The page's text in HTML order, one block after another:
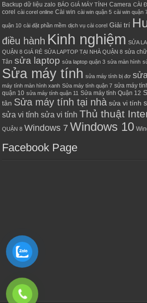
Backup dữ liệu zalo BÁO GIÁ MÁY TÍNH Camera CÀI
corel
cài corel online Cài win cài win quận 5 cài win quận
quận 10 cài đặt phần mềm dịch vụ cài corel Giải trí
điều hành Kinh nghiệm SỬA
QUẬN 8 GIÁ RẺ SỬA LAPTOP TẠI NHÀ QUẬN 8 sửa
Tân sửa laptop sửa laptop quận 3 sửa màn hình
Sửa máy tính sửa máy tính bị đơ
máy tính màn hình xanh Sửa máy tính quận 7 sửa máy
quận 10 sửa máy tính quận 11 Sửa máy tính Quận 12
tân Sửa máy tính tại nhà sửa vi tính
sửa vi tính sửa vi tính Thủ thuật
QUẬN 8 Windows 7 Windows 10
Facebook Page